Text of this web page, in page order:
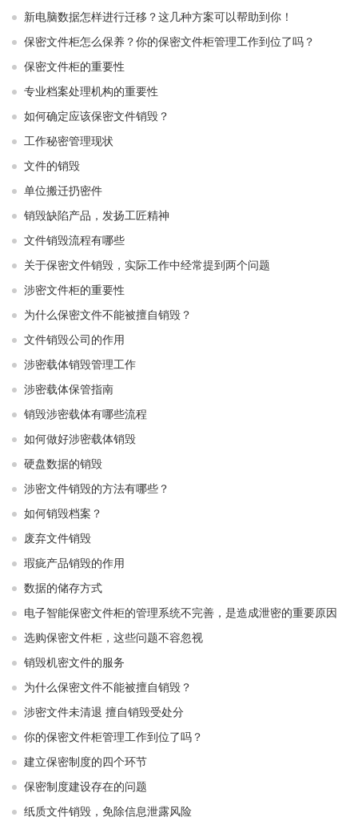
新电脑数据怎样进行迁移？这几种方案可以帮助到你！
保密文件柜怎么保养？你的保密文件柜管理工作到位了吗？
保密文件柜的重要性
专业档案处理机构的重要性
如何确定应该保密文件销毁？
工作秘密管理现状
文件的销毁
单位搬迁扔密件
销毁缺陷产品，发扬工匠精神
文件销毁流程有哪些
关于保密文件销毁，实际工作中经常提到两个问题
涉密文件柜的重要性
为什么保密文件不能被擅自销毁？
文件销毁公司的作用
涉密载体销毁管理工作
涉密载体保管指南
销毁涉密载体有哪些流程
如何做好涉密载体销毁
硬盘数据的销毁
涉密文件销毁的方法有哪些？
如何销毁档案？
废弃文件销毁
瑕疵产品销毁的作用
数据的储存方式
电子智能保密文件柜的管理系统不完善，是造成泄密的重要原因
选购保密文件柜，这些问题不容忽视
销毁机密文件的服务
为什么保密文件不能被擅自销毁？
涉密文件未清退 擅自销毁受处分
你的保密文件柜管理工作到位了吗？
建立保密制度的四个环节
保密制度建设存在的问题
纸质文件销毁，免除信息泄露风险